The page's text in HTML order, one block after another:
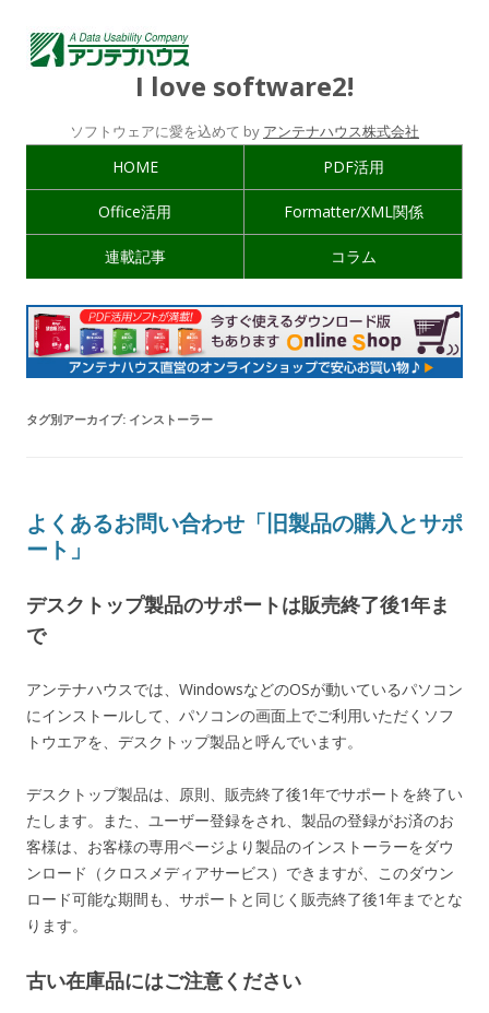
I love software2!
ソフトウェアに愛を込めて by アンテナハウス株式会社
HOME PDF活用
Office活用 Formatter/XML関係
連載記事 コラム
タグ別アーカイブ: インストーラー
よくあるお問い合わせ「旧製品の購入とサポ
ート」
デスクトップ製品のサポートは販売終了後1年ま
で
アンテナハウスでは、WindowsなどのOSが動いているパソコン
にインストールして、パソコンの画面上でご利用いただくソフ
トウエアを、デスクトップ製品と呼んでいます。
デスクトップ製品は、原則、販売終了後1年でサポートを終了い
たします。また、ユーザー登録をされ、製品の登録がお済のお
客様は、お客様の専用ページより製品のインストーラーをダウ
ンロード（クロスメディアサービス）できますが、このダウン
ロード可能な期間も、サポートと同じく販売終了後1年までとな
ります。
古い在庫品にはご注意ください